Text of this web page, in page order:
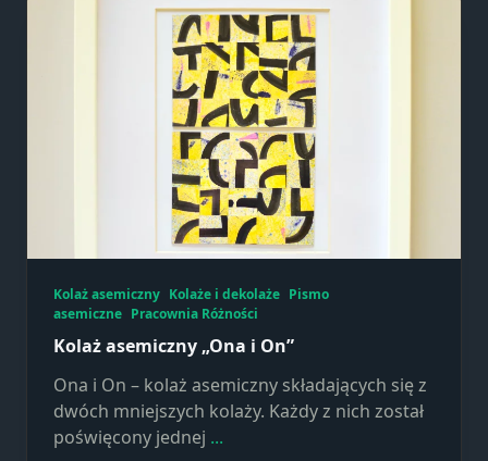
Kolaż asemiczny Kolaże i dekolaże Pismo
asemiczne Pracownia Różności
Kolaż asemiczny „Ona i On”
Ona i On – kolaż asemiczny składających się z
dwóch mniejszych kolaży. Każdy z nich został
poświęcony jednej ...